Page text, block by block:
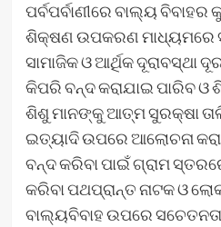
ପର୍ବପର୍ବାଣୀରେ ବାଲ୍ୟ
ଶିକ୍ଷଣ ଉପକରଣ ମାଧ୍ୟମରେ
ସାମାଜିକ ଓ ଆର୍ଥିକ ଦୂରାବସ୍ଥା
କିପରି ବନ୍ଦ କରାଯାଇ ପାରିବ
ଶିଶୁ ମାନଙ୍କୁ ଆତ୍ମ ସୁରକ୍ଷା
ଇତ୍ୟାଦି ଉପରେ ଆଲୋଚନା
ବନ୍ଦ କରିବା ପାଇଁ ଗ୍ରାମ
କରିବା ପଥପ୍ରାନ୍ତ ନାଟକ ଓ
ବାଲ୍ୟବିବାହ ଉପରେ